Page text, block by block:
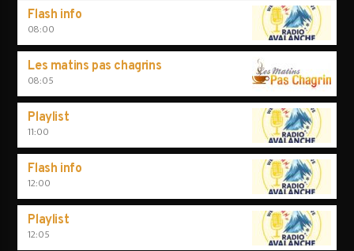
Flash info
08:00
Les matins pas chagrins
08:05
Playlist
11:00
Flash info
12:00
Playlist
12:05